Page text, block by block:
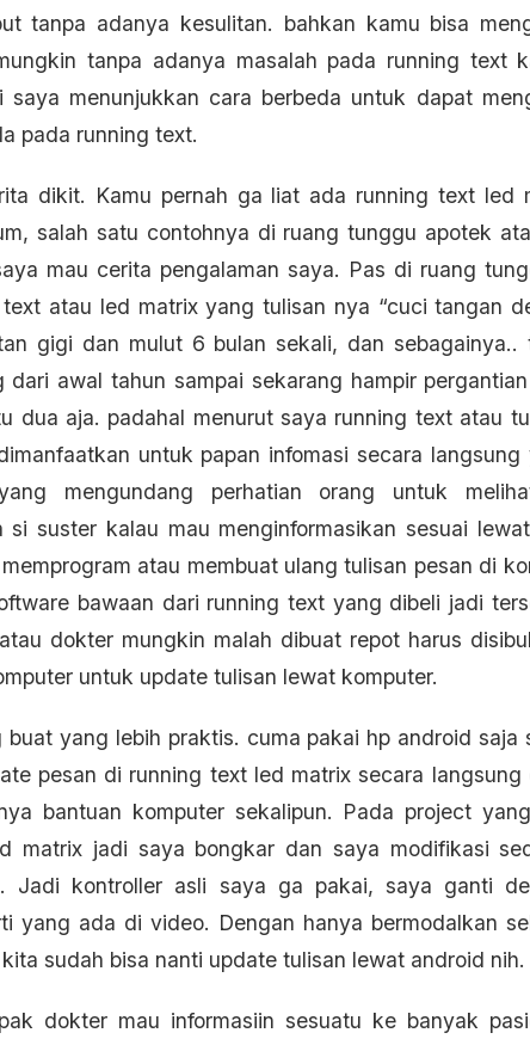
tanpa adanya kesulitan. bahkan kamu bisa
tanpa adanya masalah pada running text
menunjukkan cara berbeda untuk dapat
pada running text.
dikit. Kamu pernah ga liat ada running text led
salah satu contohnya di ruang tunggu apotek
mau cerita pengalaman saya. Pas di ruang
atau led matrix yang tulisan nya “cuci tangan
gigi dan mulut 6 bulan sekali, dan sebagainya..
dari awal tahun sampai sekarang hampir
dua aja. padahal menurut saya running text atau
untuk papan infomasi secara langsung
mengundang perhatian orang untuk
si suster kalau mau menginformasikan sesuai
atau membuat ulang tulisan pesan di
bawaan dari running text yang dibeli jadi
dokter mungkin malah dibuat repot harus
untuk update tulisan lewat komputer.
buat yang lebih praktis. cuma pakai hp android saja
pesan di running text led matrix secara langsung
bantuan komputer sekalipun. Pada project
matrix jadi saya bongkar dan saya modifikasi
Jadi kontroller asli saya ga pakai, saya ganti
yang ada di video. Dengan hanya bermodalkan
sudah bisa nanti update tulisan lewat android nih.
dokter mau informasiin sesuatu ke banyak